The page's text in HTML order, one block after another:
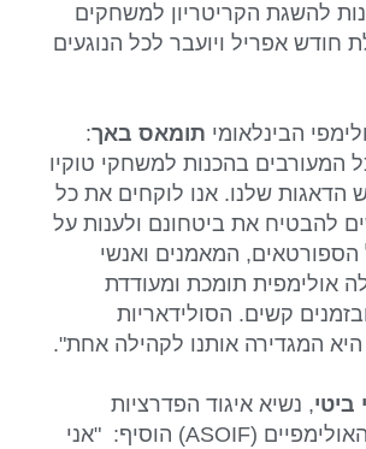
להשגת הקריטריון למשחקים
חודש אפריל ויועבר לכל הנוגעים
הבינלאומי תומאס באך:
המעורבים בהכנות למשחקי טוקיו
הדאגות שלנו. אנו לוקחים את כל
להבטיח את ביטחונם ולענות על
המאמנים ואנשי
אולימפית תומכת ומעודדת
קשים. הסולידאריות
היא המגדירה אותנו לקהילה אחת".
ביטי, נשיא איגוד הפדרציות
למשחקי הקיץ האולימפיים (ASOIF) הוסיף: "אני